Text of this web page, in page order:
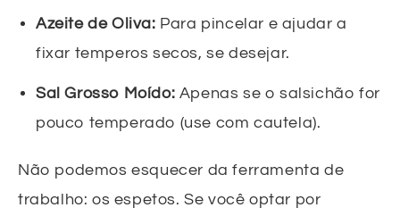
Azeite de Oliva: Para pincelar e ajudar a
fixar temperos secos, se desejar.
Sal Grosso Moído: Apenas se o salsichão for
pouco temperado (use com cautela).
Não podemos esquecer da ferramenta de
trabalho: os espetos. Se você optar por